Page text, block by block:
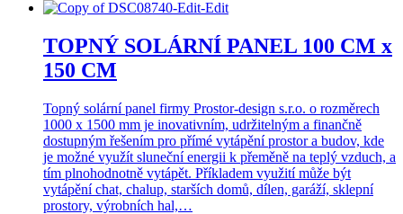
TOPNÝ SOLÁRNÍ PANEL 100 CM x
150 CM
Topný solární panel firmy Prostor-design s.r.o. o rozměrech
1000 x 1500 mm je inovativním, udržitelným a finančně
dostupným řešením pro přímé vytápění prostor a budov, kde
je možné využít sluneční energii k přeměně na teplý vzduch, a
tím plnohodnotně vytápět. Příkladem využití může být
vytápění chat, chalup, starších domů, dílen, garáží, sklepní
prostory, výrobních hal,…